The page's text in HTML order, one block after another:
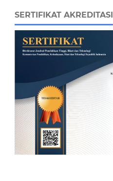
SERTIFIKAT AKREDITASI